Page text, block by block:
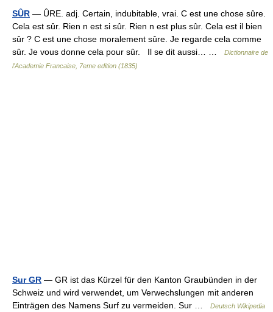
SÛR — ÛRE. adj. Certain, indubitable, vrai. C est une chose sûre.
Cela est sûr. Rien n est si sûr. Rien n est plus sûr. Cela est il bien
sûr ? C est une chose moralement sûre. Je regarde cela comme
sûr. Je vous donne cela pour sûr. Il se dit aussi… …
Dictionnaire de
l'Academie Francaise, 7eme edition (1835)
Sur GR — GR ist das Kürzel für den Kanton Graubünden in der
Schweiz und wird verwendet, um Verwechslungen mit anderen
Einträgen des Namens Surf zu vermeiden. Sur …
Deutsch Wikipedia